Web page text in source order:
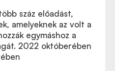
száz előadást,
amelyeknek az volt a
egymáshoz a
2022 októberében